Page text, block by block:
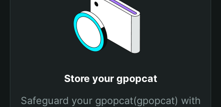
Store your gpopcat
Safeguard your gpopcat(gpopcat) with